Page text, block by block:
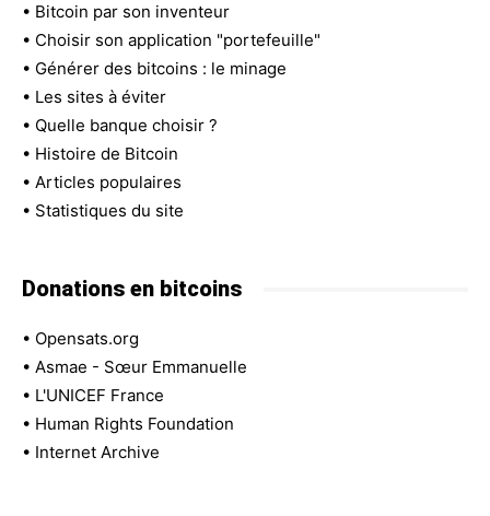
• Bitcoin par son inventeur
• Choisir son application "portefeuille"
• Générer des bitcoins : le minage
• Les sites à éviter
• Quelle banque choisir ?
• Histoire de Bitcoin
• Articles populaires
• Statistiques du site
Donations en bitcoins
• Opensats.org
• Asmae - Sœur Emmanuelle
• L'UNICEF France
• Human Rights Foundation
• Internet Archive